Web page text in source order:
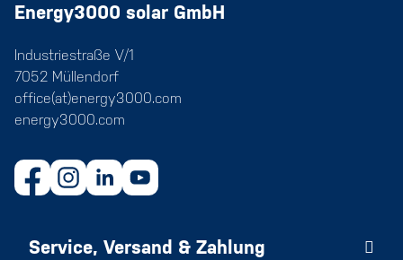
Energy3000 solar GmbH
Industriestraße V/1
7052 Müllendorf
office(at)energy3000.com
energy3000.com
Service, Versand & Zahlung